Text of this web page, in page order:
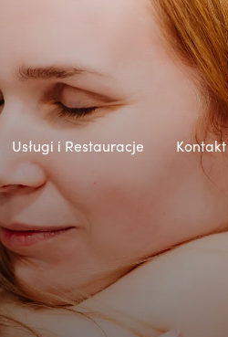
Usługi i Restauracje Kontakt